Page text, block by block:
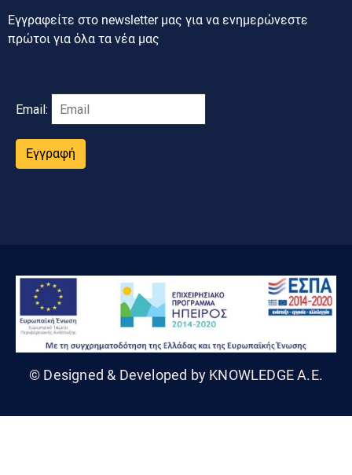
Εγγραφείτε στο newsletter μας για να ενημερώνεστε
πρώτοι για όλα τα νέα μας
Email:
Εγγραφή
© Designed & Developed by KNOWLEDGE A.E.